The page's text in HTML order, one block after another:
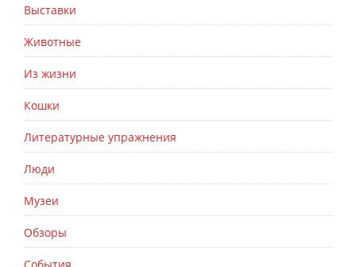
Выставки
Животные
Из жизни
Кошки
Литературные упражнения
Люди
Музеи
Обзоры